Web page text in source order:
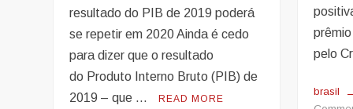
resultado do PIB de 2019 poderá
se repetir em 2020 Ainda é cedo
para dizer que o resultado
do Produto Interno Bruto (PIB) de
2019 – que …
READ MORE
pelo
brasil